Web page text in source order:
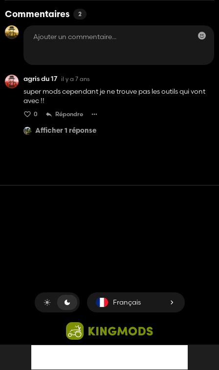
Commentaires 2
agris du 17 il y a 7 ans
super mods cependant je ne trouve pas les outils qui vont
avec !!
0 Répondre
Afficher 1 réponse
Français